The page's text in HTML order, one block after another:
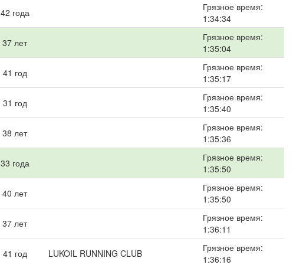
42 года
Грязное время:
1:34:34
37 лет
Грязное время:
1:35:04
41 год
Грязное время:
1:35:17
31 год
Грязное время:
1:35:40
38 лет
Грязное время:
1:35:36
33 года
Грязное время:
1:35:50
40 лет
Грязное время:
1:35:50
37 лет
Грязное время:
1:36:11
41 год LUKOIL RUNNING CLUB
Грязное время:
1:36:16